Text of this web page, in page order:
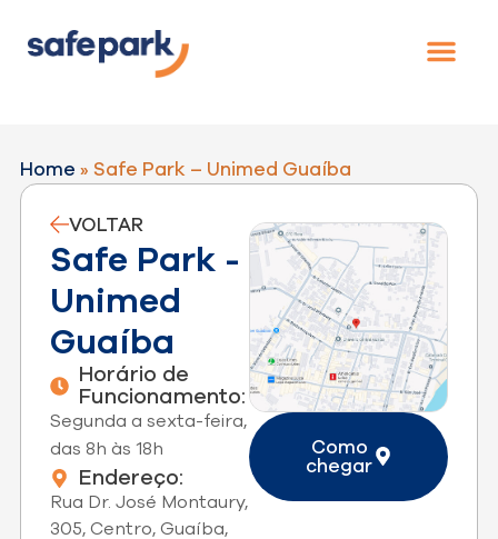
Home » Safe Park – Unimed Guaíba
VOLTAR
Safe Park -
Unimed
Guaíba
Horário de
Funcionamento:
Segunda a sexta-feira,
das 8h às 18h
Endereço:
Rua Dr. José Montaury,
305, Centro, Guaíba,
Como
chegar